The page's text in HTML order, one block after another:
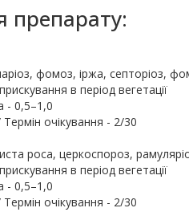
препарату:
фомоз, іржа, септоріоз,
в період вегетації
- 0,5–1,0
очікування - 2/30
роса, церкоспороз,
в період вегетації
- 0,5–1,0
очікування - 2/30